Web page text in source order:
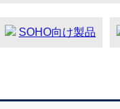
SOHO向け製品